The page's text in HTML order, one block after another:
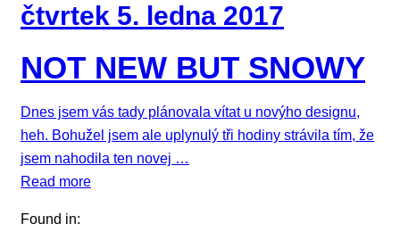
čtvrtek 5. ledna 2017
NOT NEW BUT SNOWY
Dnes jsem vás tady plánovala vítat u novýho designu,
heh. Bohužel jsem ale uplynulý tři hodiny strávila tím, že
jsem nahodila ten novej …
Read more
Found in: